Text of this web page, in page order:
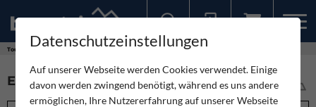
Touren
EISKLETTERROUTEN (777)
Datenschutzeinstellungen
Auf unserer Webseite werden Cookies verwendet. Einige
davon werden zwingend benötigt, während es uns andere
ermöglichen, Ihre Nutzererfahrung auf unserer Webseite